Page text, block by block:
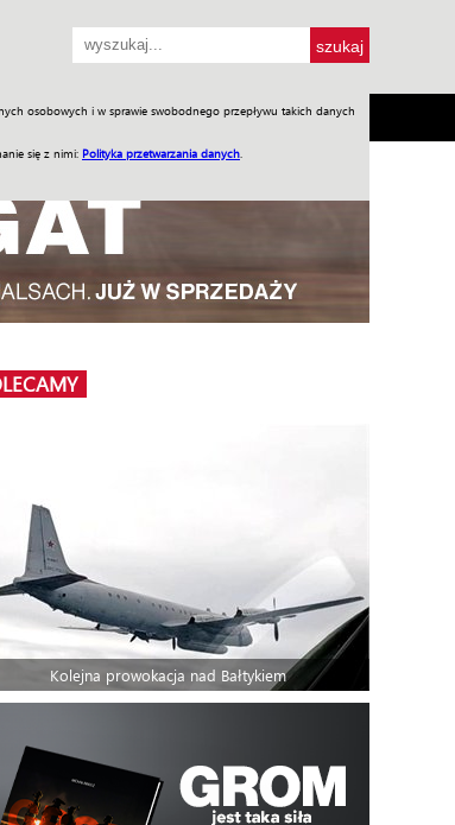
osobowych i w sprawie swobodnego przepływu takich danych
się z nimi: Polityka przetwarzania danych
Jednodniówki Praca w WIW
Kolejna prowokacja nad Bałtykiem